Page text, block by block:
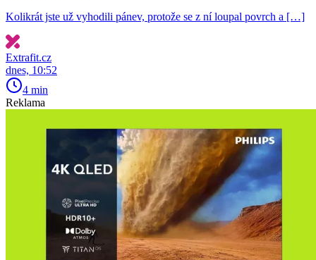
Kolikrát jste už vyhodili pánev, protože se z ní loupal povrch a […]
Extrafit.cz
dnes, 10:52
4 min
Reklama